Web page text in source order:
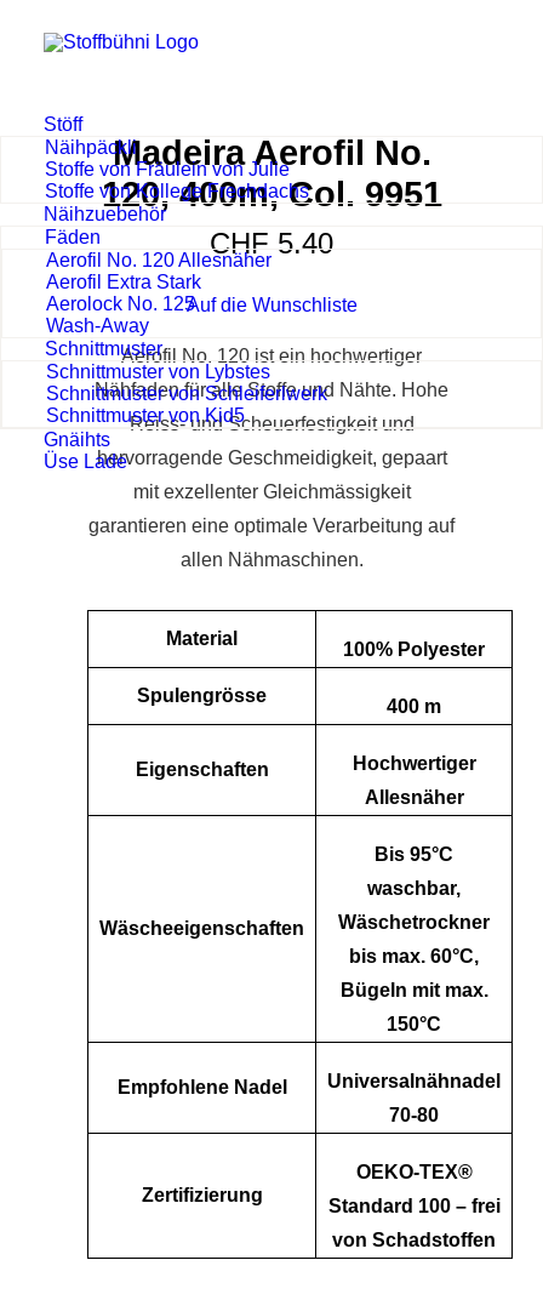
Stöff
Näihpäckli
Stoffe von Fräulein von Julie
Stoffe von Kollege Frechdachs
Näihzuebehör
Fäden
Aerofil No. 120 Allesnäher
Aerofil Extra Stark
Aerolock No. 125
Wash-Away
Schnittmuster
Schnittmuster von Lybstes
Schnittmuster von Schleiferlwerk
Schnittmuster von Kid5
Gnäihts
Üse Lade
Madeira Aerofil No.
120, 400m, Col. 9951
CHF 5.40
Auf die Wunschliste
Aerofil No. 120 ist ein hochwertiger
Nähfaden für alle Stoffe und Nähte. Hohe
Reiss- und Scheuerfestigkeit und
hervorragende Geschmeidigkeit, gepaart
mit exzellenter Gleichmässigkeit
garantieren eine optimale Verarbeitung auf
allen Nähmaschinen.
Material
100% Polyester
Spulengrösse
400 m
Eigenschaften
Hochwertiger
Allesnäher
Wäscheeigenschaften
Bis 95°C
waschbar,
Wäschetrockner
bis max. 60°C,
Bügeln mit max.
150°C
Empfohlene Nadel
Universalnähnadel
70-80
Zertifizierung
OEKO-TEX®
Standard 100 – frei
von Schadstoffen